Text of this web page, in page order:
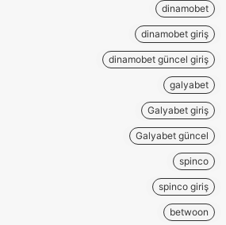
dinamobet
dinamobet giriş
dinamobet güncel giriş
galyabet
Galyabet giriş
Galyabet güncel
spinco
spinco giriş
betwoon